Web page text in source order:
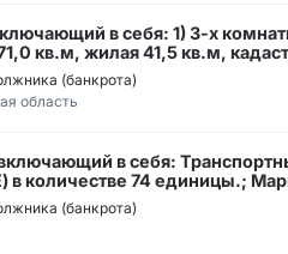
в себя: 1) 3-х
кв.м, жилая 41,5 кв.м,
база с
2,8050 га,
база с земельным
5) Земельный участок
№04:066:001:167; Марка,
(банкрота)
область
в себя:
в количестве 74 единицы.;
(банкрота)